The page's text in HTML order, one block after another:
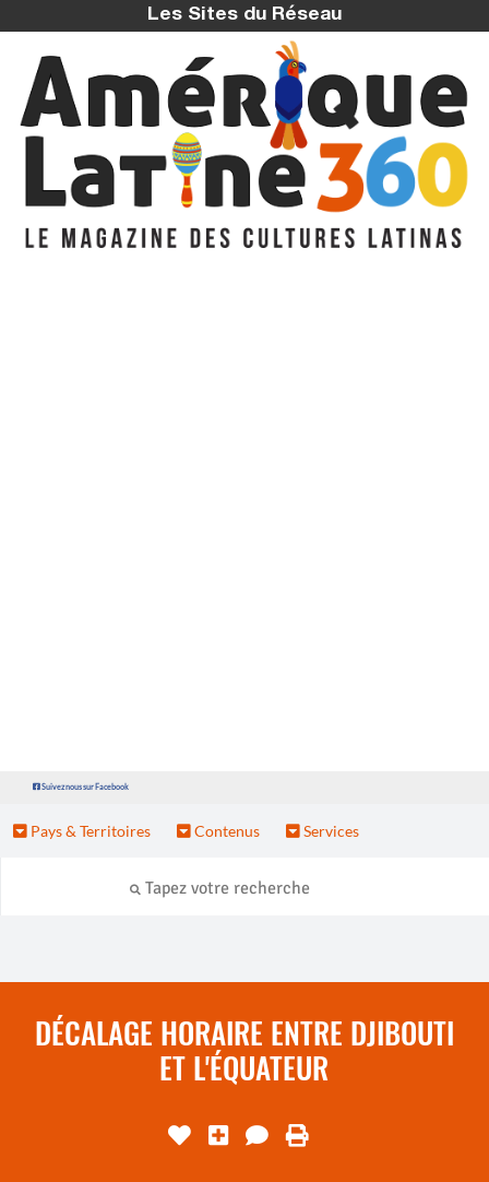
Les Sites du Réseau
Suivez nous sur Facebook
Pays & Territoires Contenus Services
DÉCALAGE HORAIRE ENTRE DJIBOUTI
ET L'ÉQUATEUR